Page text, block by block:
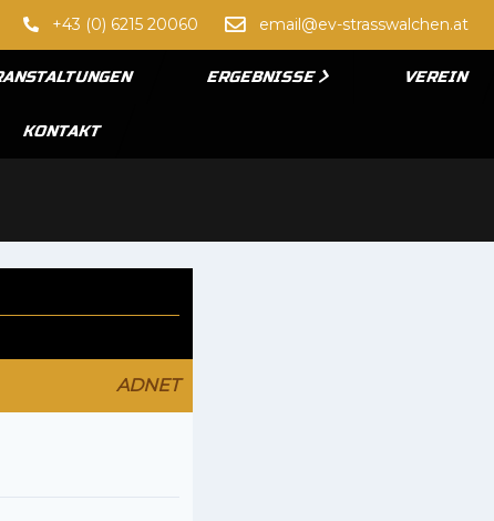
+43 (0) 6215 20060 email@ev-strasswalchen.at
ERGEBNISSE VEREIN
KONTAKT
ADNET